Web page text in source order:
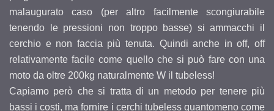
malaugurato caso (per altro facilmente scongiurabile
tenendo le pressioni non troppo basse) si ammacchi il
cerchio e non faccia più tenuta. Quindi anche in off, off
relativamente facile come quello che si può fare con una
moto da oltre 200kg naturalmente W il tubeless!
Capiamo però che si tratta di un metodo per tenere più
bassi i costi, ma fornire i cerchi tubeless quantomeno come